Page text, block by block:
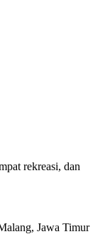
rekreasi, dan
Jawa Timur